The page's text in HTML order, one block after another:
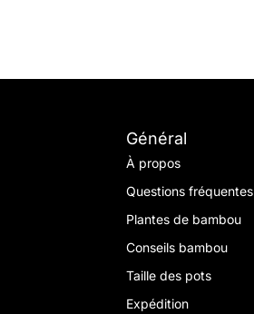
Général
À propos
Questions fréquentes
Plantes de bambou
Conseils bambou
Taille des pots
Expédition